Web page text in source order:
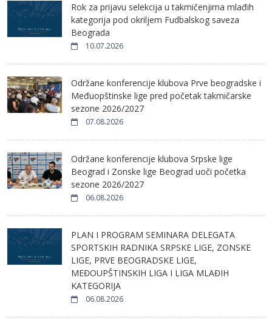
Rok za prijavu selekcija u takmičenjima mlađih
kategorija pod okriljem Fudbalskog saveza
Beograda
10.07.2026
Održane konferencije klubova Prve beogradske i
Međuopštinske lige pred početak takmičarske
sezone 2026/2027
07.08.2026
Održane konferencije klubova Srpske lige
Beograd i Zonske lige Beograd uoči početka
sezone 2026/2027
06.08.2026
PLAN I PROGRAM SEMINARA DELEGATA
SPORTSKIH RADNIKA SRPSKE LIGE, ZONSKE
LIGE, PRVE BEOGRADSKE LIGE,
MEĐOUPŠTINSKIH LIGA I LIGA MLAĐIH
KATEGORIJA
06.08.2026